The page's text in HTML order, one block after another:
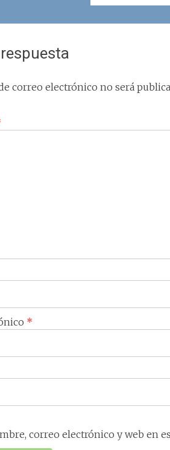
correo electrónico no será
*
correo electrónico y web en